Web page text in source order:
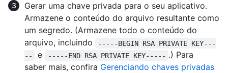
Gerar uma chave privada para o seu aplicativo.
Armazene o conteúdo do arquivo resultante como
um segredo. (Armazene todo o conteúdo do
arquivo, incluindo
-----BEGIN RSA PRIVATE KEY---
--
e -----END RSA PRIVATE KEY----- .) Para
saber mais, confira Gerenciando chaves privadas